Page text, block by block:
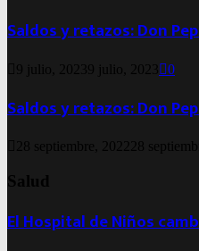
Saldos y retazos: Don
9 julio, 20239 julio, 2023 0
Saldos y retazos: Don
28 septiembre, 202228
Salud
El Hospital de Niños